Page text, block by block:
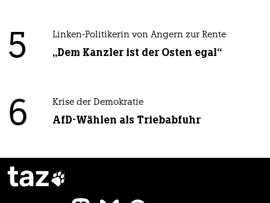
5 Linken-Politikerin von Angern zur Rente
„Dem Kanzler ist der Osten egal“
6 Krise der Demokratie
AfD-Wählen als Triebabfuhr
taz